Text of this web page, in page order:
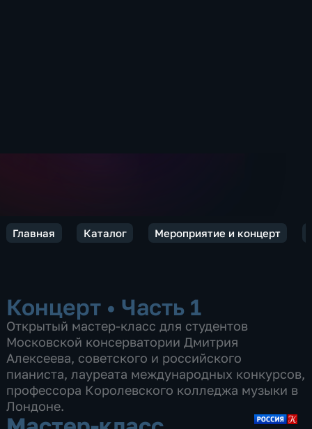
Главная Каталог Мероприятие и концерт
Концерт • Часть 1
Открытый мастер-класс для студентов
Московской консерватории Дмитрия
Алексеева, советского и российского
пианиста, лауреата международных конкурсов,
профессора Королевского колледжа музыки в
Лондоне.